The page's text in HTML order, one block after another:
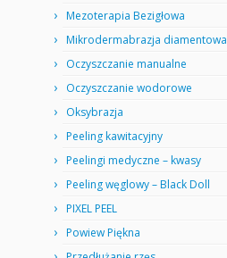
Mezoterapia Bezigłowa
Mikrodermabrazja diamentowa
Oczyszczanie manualne
Oczyszczanie wodorowe
Oksybrazja
Peeling kawitacyjny
Peelingi medyczne – kwasy
Peeling węglowy – Black Doll
PIXEL PEEL
Powiew Piękna